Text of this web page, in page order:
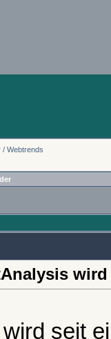
/ Webtrends
wird seit